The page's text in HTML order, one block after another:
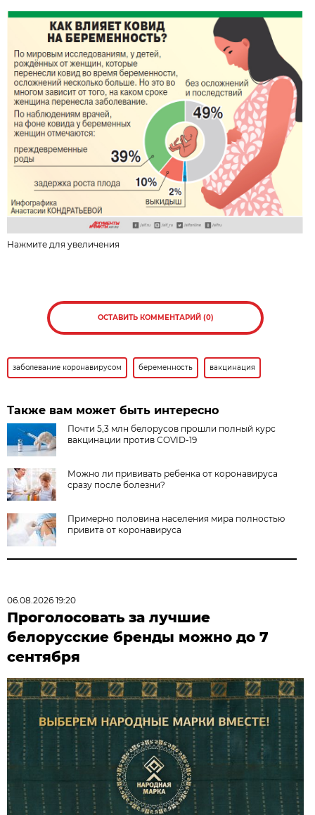
Нажмите для увеличения
ОСТАВИТЬ КОММЕНТАРИЙ (0)
заболевание коронавирусом беременность вакцинация
Также вам может быть интересно
Почти 5,3 млн белорусов прошли полный курс
вакцинации против COVID-19
Можно ли прививать ребенка от коронавируса
сразу после болезни?
Примерно половина населения мира полностью
привита от коронавируса
06.08.2026 19:20
Проголосовать за лучшие
белорусские бренды можно до 7
сентября